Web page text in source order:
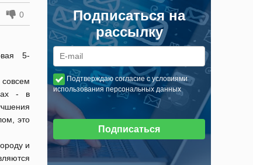
0
5-
- в
это
и
Подписаться на
рассылку
Подтверждаю согласие с условиями
использования персональных данных
Подписаться